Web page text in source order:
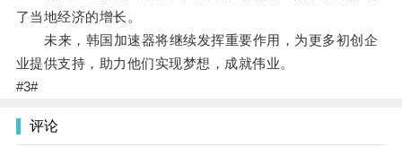
了当地经济的增长。
未来，韩国加速器将继续发挥重要作用，为更多初创企
业提供支持，助力他们实现梦想，成就伟业。
#3#
评论